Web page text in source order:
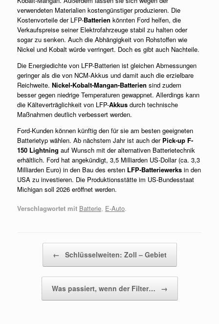
verwendeten Materialien kostengünstiger produzieren. Die
Kostenvorteile der LFP-Batterien könnten Ford helfen, die
Verkaufspreise seiner Elektrofahrzeuge stabil zu halten oder
sogar zu senken. Auch die Abhängigkeit von Rohstoffen wie
Nickel und Kobalt würde verringert. Doch es gibt auch Nachteile.
Die Energiedichte von LFP-Batterien ist gleichen Abmessungen
geringer als die von NCM-Akkus und damit auch die erzielbare
Reichweite. Nickel-Kobalt-Mangan-Batterien sind zudem
besser gegen niedrige Temperaturen gewappnet. Allerdings kann
die Kälteverträglichkeit von LFP-Akkus durch technische
Maßnahmen deutlich verbessert werden.
Ford-Kunden können künftig den für sie am besten geeigneten
Batterietyp wählen. Ab nächstem Jahr ist auch der Pick-up F-
150 Lightning auf Wunsch mit der alternativen Batterietechnik
erhältlich. Ford hat angekündigt, 3,5 Milliarden US-Dollar (ca. 3,3
Milliarden Euro) in den Bau des ersten LFP-Batteriewerks in den
USA zu investieren. Die Produktionsstätte im US-Bundesstaat
Michigan soll 2026 eröffnet werden.
Verschlagwortet mit Batterie, E-Auto.
← Schlüsselweiten: Zoll – Gebiet
Was passiert, wenn der Filter… →